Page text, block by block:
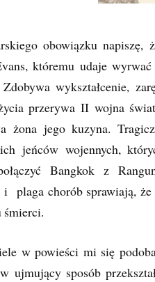
obowiązku napiszę,
któremu udaje
wykształcenie,
przerywa II wojna
żona jego kuzyna.
jeńców wojennych,
Bangkok z
i plaga chorób sprawiają,
śmierci.
w powieści mi się
ujmujący sposób